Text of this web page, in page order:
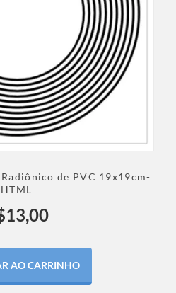
de PVC 19x19cm-
HTML
13,00
AO CARRINHO